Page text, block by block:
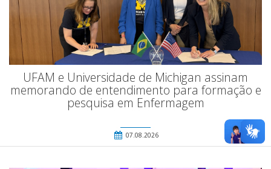
UFAM e Universidade de Michigan assinam
memorando de entendimento para formação e
pesquisa em Enfermagem
07.08.2026